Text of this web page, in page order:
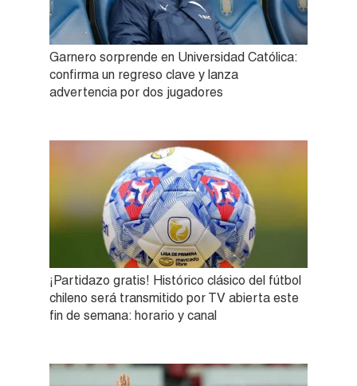
Garnero sorprende en Universidad Católica:
confirma un regreso clave y lanza
advertencia por dos jugadores
¡Partidazo gratis! Histórico clásico del fútbol
chileno será transmitido por TV abierta este
fin de semana: horario y canal